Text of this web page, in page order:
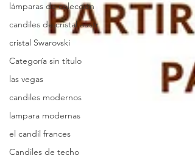
lámparas de colección
candiles de cristal austr
cristal Swarovski
Categoría sin título
las vegas
candiles modernos
lampara modernas
el candil frances
Candiles de techo